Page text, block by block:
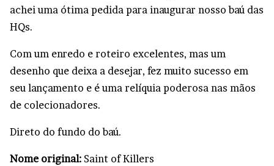
achei uma ótima pedida para inaugurar nosso baú das
HQs.
Com um enredo e roteiro excelentes, mas um
desenho que deixa a desejar, fez muito sucesso em
seu lançamento e é uma relíquia poderosa nas mãos
de colecionadores.
Direto do fundo do baú.
Nome original: Saint of Killers